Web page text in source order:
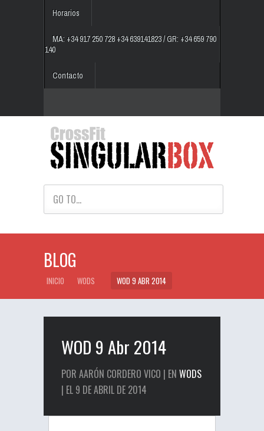
Horarios
MA: +34 917 250 728 +34 639141823 / GR: +34 659 790
140
Contacto
GO TO...
BLOG
INICIO WODS WOD 9 ABR 2014
WOD 9 Abr 2014
POR AARÓN CORDERO VICO | EN WODS
| EL 9 DE ABRIL DE 2014